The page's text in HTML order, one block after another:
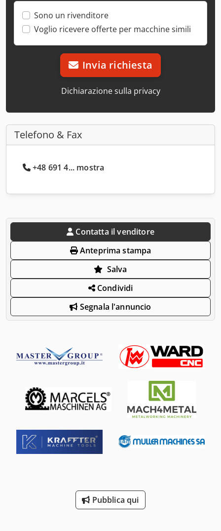
Sono un rivenditore
Voglio ricevere offerte per macchine simili
Invia richiesta
Dichiarazione sulla privacy
Telefono & Fax
+48 691 4... mostra
Contatta il venditore
Anteprima stampa
Salva
Condividi
Segnala l'annuncio
Pubblica qui